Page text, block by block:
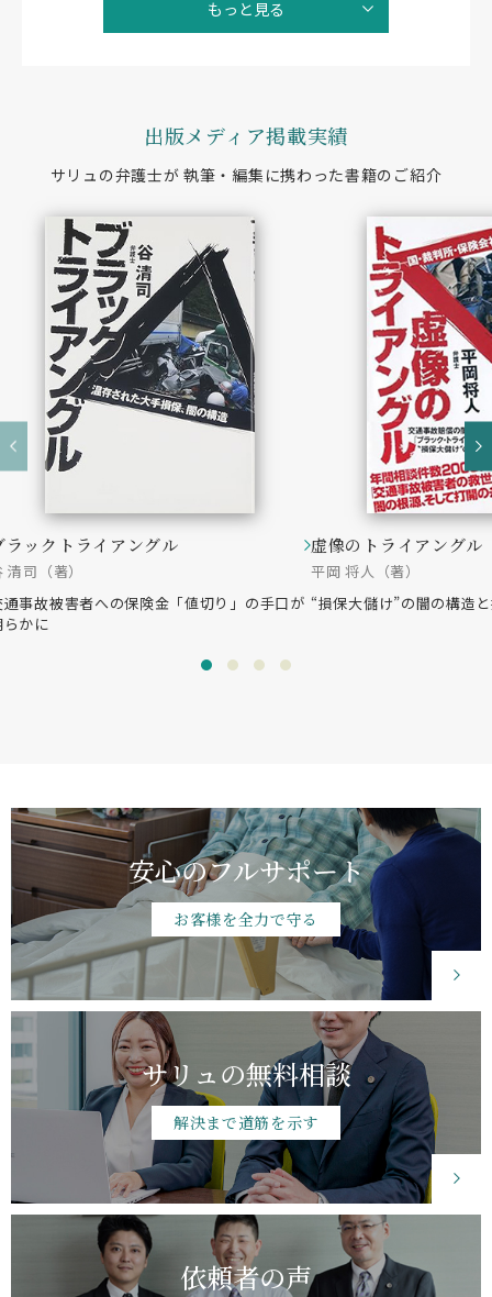
年6月3日高裁判決）
（令和4年5月13日地裁判決）
営業損害が生じたケースで一部の外注費を事故
と因果関係のある損害と認定した事例（令和3
年1月13日地裁判決）
自保ジャーナル2091号114頁に掲載
令和5年民事交通事故訴訟 損害賠償額算定基準上巻
（赤い本）103頁に掲載
歩行者との非接触事故につき、自動車運転者の
過失責任が認められた事例（平成30年1月26日
高裁判決）
転回時の衝突事故について有利な過失割合が認
定された事例（令和元年6月26日地裁判決）
自保ジャーナル2054号110頁に掲載
減収がなかったものの逸失利益を認定した事例
つき、加害車両運転者に過失責任が認められた
事例
交通事故民事判例集48巻4号836頁他に掲載
その他、多数
もっと見る
出版メディア掲載実績
サリュの弁護士が 執筆・編集に携わった書籍のご紹介
ラックトライアングル
清司（著）
通事故被害者への保険金「値切り」の手口が
らかに
虚像のトライアングル
平岡 将人（著）
“損保大儲け”の闇の構造
安心のフルサポート
お客様を全力で守る
サリュの無料相談
解決まで道筋を示す
依頼者の声